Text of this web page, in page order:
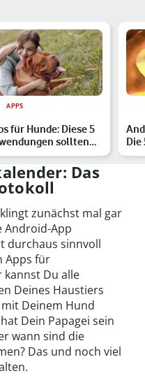
APPS
für Hunde: Diese 5
sollten
k…
Die
Das
zunächst mal gar
Android-App
durchaus sinnvoll
Apps für
Du alle
Deines Haustiers
Deinem Hund
Dein Papagei sein
wann sind die
Das und noch viel